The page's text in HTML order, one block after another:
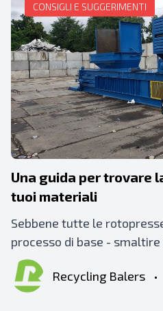
CONSIGLI E SUGGERIMENTI
Una guida per trovare
tuoi materiali
Sebbene tutte le
processo di base - smaltire
Recycling Balers •